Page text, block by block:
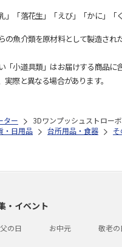
「落花生」「えび」「かに」「
魚介類を原材料として製造され
小道具類」はお届けする商品に
際と異なる場合があります。
ター
3Dワンプッシュストロー
・日用品 台所用品・食器
・イベント
父の日 お中元 敬老の